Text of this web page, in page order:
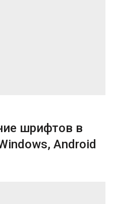
шрифтов в
Android